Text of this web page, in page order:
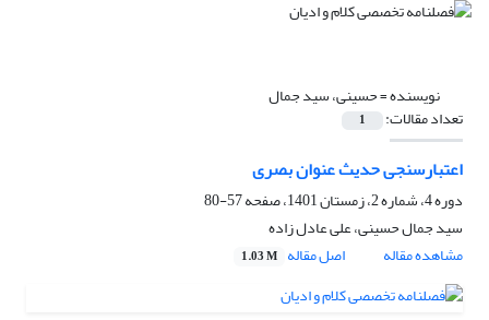
نویسنده =حسینی، سید جمال
تعداد مقالات: 1
اعتبارسنجی حدیث عنوان بصری
دوره 4، شماره 2، زمستان 1401، صفحه
57-80
سید جمال حسینی، علی عادل زاده
مشاهده مقاله
اصل مقاله 1.03 M